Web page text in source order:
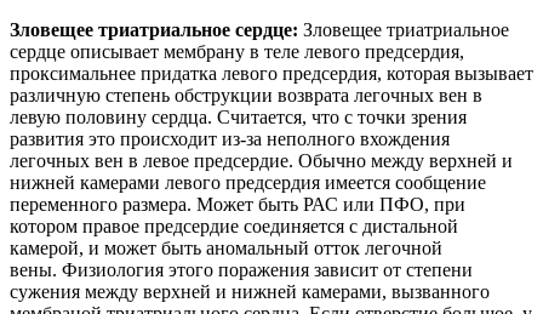
Зловещее триатриальное сердце: Зловещее триатриальное
сердце описывает мембрану в теле левого предсердия,
проксимальнее придатка левого предсердия, которая вызывает
различную степень обструкции возврата легочных вен в
левую половину сердца. Считается, что с точки зрения
развития это происходит из-за неполного вхождения
легочных вен в левое предсердие. Обычно между верхней и
нижней камерами левого предсердия имеется сообщение
переменного размера. Может быть РАС или ПФО, при
котором правое предсердие соединяется с дистальной
камерой, и может быть аномальный отток легочной
вены. Физиология этого поражения зависит от степени
сужения между верхней и нижней камерами, вызванного